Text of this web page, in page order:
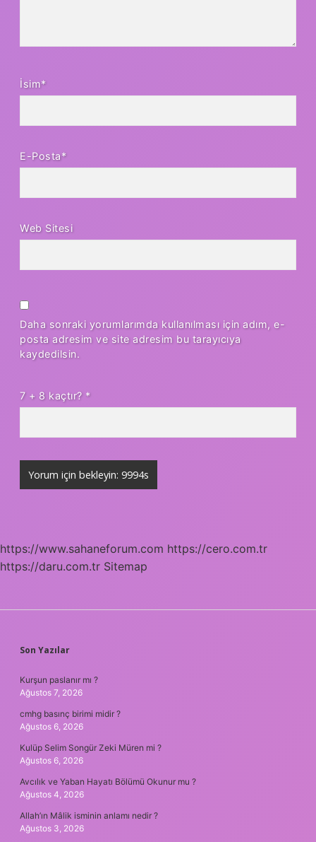
İsim*
E-Posta*
Web Sitesi
Daha sonraki yorumlarımda kullanılması için adım, e-
posta adresim ve site adresim bu tarayıcıya
kaydedilsin.
7 + 8 kaçtır? *
https://www.sahaneforum.com https://cero.com.tr
https://daru.com.tr Sitemap
SIDEBAR
Son Yazılar
Kurşun paslanır mı ?
Ağustos 7, 2026
cmhg basınç birimi midir ?
Ağustos 6, 2026
Kulüp Selim Songür Zeki Müren mi ?
Ağustos 6, 2026
Avcılık ve Yaban Hayatı Bölümü Okunur mu ?
Ağustos 4, 2026
Allah’ın Mâlik isminin anlamı nedir ?
Ağustos 3, 2026